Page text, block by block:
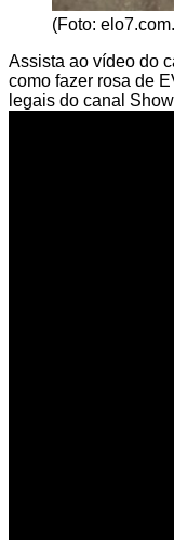
(Foto:
Assista ao vídeo do
como fazer rosa de
legais do canal